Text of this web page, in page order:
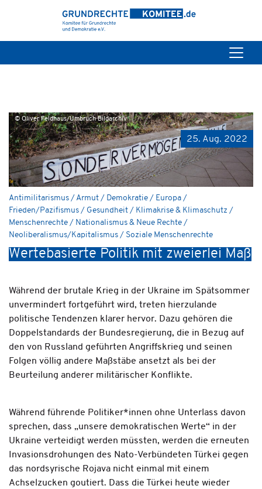
25. Aug. 2022
© Oliver Feldhaus/Umbruch Bildarchiv
Antimilitarismus / Armut / Demokratie / Europa /
Frieden/Pazifismus / Gesundheit / Klimakrise & Klimaschutz /
Menschenrechte / Nationalismus & Neue Rechte /
Neoliberalismus/Kapitalismus / Soziale Menschenrechte
Wertebasierte Politik mit zweierlei Maß
Während der brutale Krieg in der Ukraine im Spätsommer
unvermindert fortgeführt wird, treten hierzulande
politische Tendenzen klarer hervor. Dazu gehören die
Doppelstandards der Bundesregierung, die in Bezug auf
den von Russland geführten Angriffskrieg und seinen
Folgen völlig andere Maßstäbe ansetzt als bei der
Beurteilung anderer militärischer Konflikte.
Während führende Politiker*innen ohne Unterlass davon
sprechen, dass ­„unsere demokratischen Werte“ in der
Ukraine verteidigt werden müssten, werden die erneuten
Invasionsdrohungen des Nato-Verbündeten Türkei gegen
das nord­syrische Rojava nicht einmal mit ­einem
Achselzucken goutiert. Dass die ­Türkei heute wieder